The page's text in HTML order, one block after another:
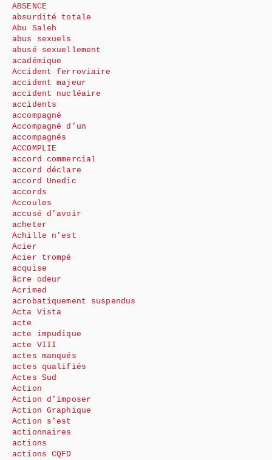
ABSENCE
absurdité totale
Abu Saleh
abus sexuels
abusé sexuellement
académique
Accident ferroviaire
accident majeur
accident nucléaire
accidents
accompagné
Accompagné d’un
accompagnés
ACCOMPLIE
accord commercial
accord déclare
accord Unedic
accords
Accoules
accusé d’avoir
acheter
Achille n’est
Acier
Acier trompé
acquise
âcre odeur
Acrimed
acrobatiquement suspendus
Acta Vista
acte
acte impudique
acte VIII
actes manqués
actes qualifiés
Actes Sud
Action
Action d’imposer
Action Graphique
Action s’est
actionnaires
actions
actions CQFD